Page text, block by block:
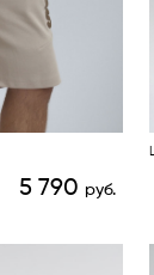
5 790 руб.